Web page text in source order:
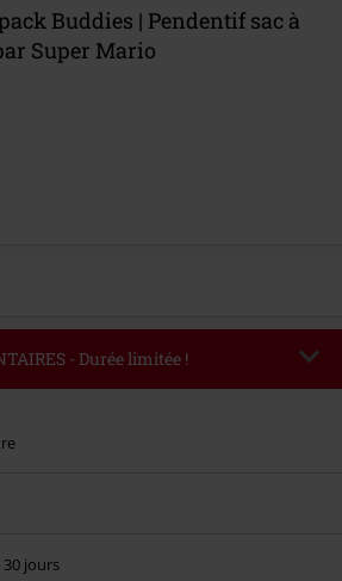
Buddies | Pendentif sac à
Super Mario
- Durée limitée !
sera automatiquement déduite à la fin de
promotions. Non valable sur : les livres, les
jours